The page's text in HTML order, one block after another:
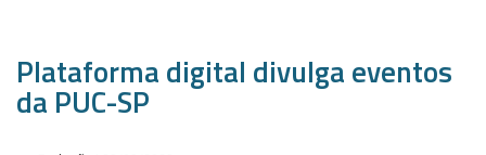
Plataforma digital divulga eventos
da PUC-SP